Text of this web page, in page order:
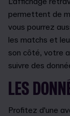
permettent de
vous pourrez
les matchs et
son côté, votre
suivre des
LES
Profitez d'une